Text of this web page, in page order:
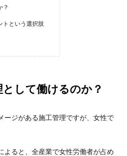
？
トという選択肢
して働けるのか？
ージがある施工管理ですが、女性で
よると、全産業で女性労働者が占め